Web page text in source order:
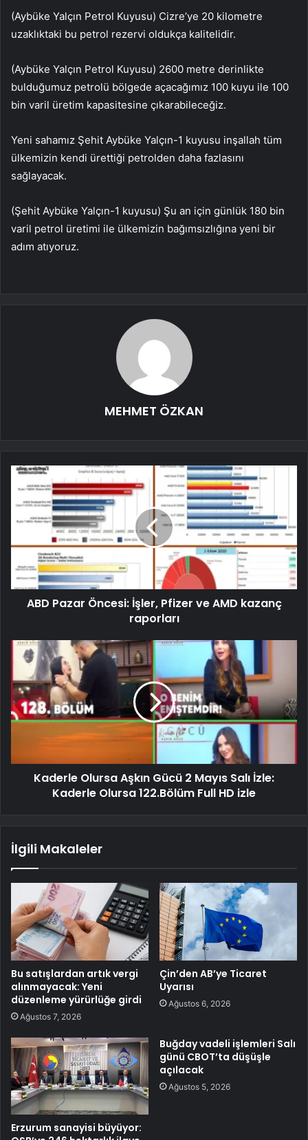
(Aybüke Yalçın Petrol Kuyusu) Cizre’ye 20 kilometre
uzaklıktaki bu petrol rezervi oldukça kalitelidir.
(Aybüke Yalçın Petrol Kuyusu) 2600 metre derinlikte
bulduğumuz petrolü bölgede açacağımız 100 kuyu ile 100
bin varil üretim kapasitesine çıkarabileceğiz.
Yeni sahamız Şehit Aybüke Yalçın-1 kuyusu inşallah tüm
ülkemizin kendi ürettiği petrolden daha fazlasını
sağlayacak.
(Şehit Aybüke Yalçın-1 kuyusu) Şu an için günlük 180 bin
varil petrol üretimi ile ülkemizin bağımsızlığına yeni bir
adım atıyoruz.
MEHMET ÖZKAN
ABD Pazar Öncesi: İşler, Pfizer ve AMD kazanç
raporları
Kaderle Olursa Aşkın Gücü 2 Mayıs Salı İzle:
Kaderle Olursa 122.Bölüm Full HD izle
İlgili Makaleler
Bu satışlardan artık vergi
alınmayacak: Yeni
düzenleme yürürlüğe girdi
Ağustos 7, 2026
Çin’den AB’ye Ticaret
Uyarısı
Ağustos 6, 2026
Erzurum sanayisi büyüyor:
Buğday vadeli işlemleri Salı
günü CBOT’ta düşüşle
açılacak
Ağustos 5, 2026